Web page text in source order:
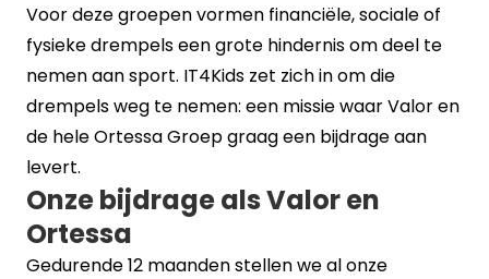
Voor deze groepen vormen financiële, sociale of
fysieke drempels een grote hindernis om deel te
nemen aan sport. IT4Kids zet zich in om die
drempels weg te nemen: een missie waar Valor en
de hele Ortessa Groep graag een bijdrage aan
levert.
Onze bijdrage als Valor en
Ortessa
Gedurende 12 maanden stellen we al onze